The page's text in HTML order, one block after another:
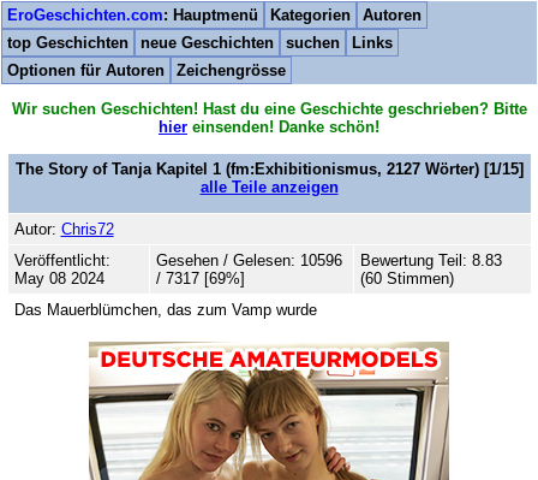
EroGeschichten.com: Hauptmenü Kategorien
Autoren
top Geschichten
neue Geschichten suchen
Links
Optionen für Autoren
Zeichengrösse
Wir suchen Geschichten! Hast du eine Geschichte geschrieben? Bitte
hier einsenden! Danke schön!
The Story of Tanja Kapitel 1(fm:Exhibitionismus, 2127Wörter) [1/15]
alle Teile anzeigen
Autor: Chris72
Veröffentlicht:
May 08 2024
Gesehen / Gelesen: 10596
/ 7317 [69%]
Bewertung Teil: 8.83
(60 Stimmen)
Das Mauerblümchen, das zum Vamp wurde